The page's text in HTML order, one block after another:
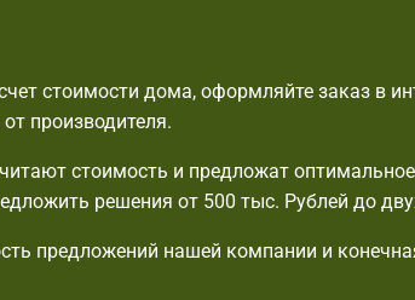
стоимости дома, оформляйте заказ в
производителя.
стоимость и предложат
решения от 500 тыс. Рублей до
предложений нашей компании и